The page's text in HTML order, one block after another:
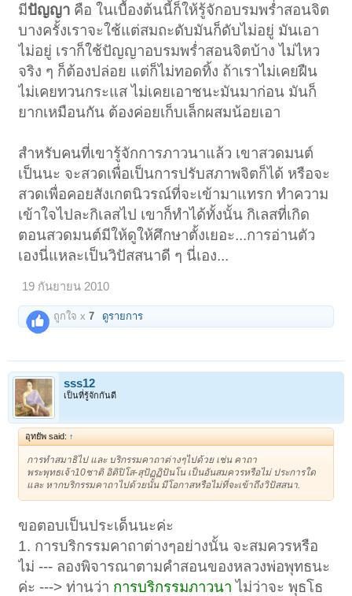
มีปัญญา คือ ในเบื้องต้นนี้ก็ให้รู้จักอบรมพร่ำสอนจิต
บางครั้งเราจะใช้แต่สมถะดับมันก็ดับไม่อยู่ มันเอา
ไม่อยู่ เราก็ใช้ปัญญาอบรมพร่ำสอนจิตบ้าง ไม่ไหว
จริง ๆ ก็ต้องปล่อย แต่ก็ไม่ทอดทิ้ง ถ้าเราไม่เคยฝืน
ไม่เคยทวนกระแส ไม่เคยเอาชนะมันมาก่อน มันก็
ยากเหมือนกัน ต้องค่อยเก็บเล็กผสมน้อยเอา
สำหรับคนที่เขารู้จักการภาวนาแล้ว เขาสวดมนต์
เป็นนะ จะสวดเพื่อเป็นการปรับสภาพจิตก็ได้ หรือจะ
สวดเพื่อคอยสังเกตนิวรณ์ที่จะเข้ามาแทรก ทำความ
เข้าใจไปละกิเลสไป เขาก็ทำได้ทั้งนั้น กิเลสที่เกิด
ตอนสวดมนต์มีให้ดูให้ศึกษาตั้งเยอะ...การอ่านตัว
เองนี่แหละเป็นวิปัสสนาดี ๆ นี่เอง...
19 กันยายน 2010
ถูกใจ x7 ดูรายการ
sss12
เป็นที่รู้จักกันดี
อุทยัพ said: ↑
การทำสมาธิไป และ บริกรรมคาถาต่างๆไปด้วย เช่น คาถา
พระพุทธเจ้า10ชาติ อิติปิโส-สุปัฏฏิปันโน เป็นอันสมควรหรือไม่ ประการใด
และ หากบริกรรมคาถาไปด้วยนั้น มีโอกาสหรือไม่ที่จะเข้าถึงวิปัสสนา.
ขอตอบเป็นประเด็นนะค่ะ
1. การบริกรรมคาถาต่างๆอย่างนั้น จะสมควรหรือ
ไม่ --- ลองพิจารณาตามคำสอนของหลวงพ่อพุทธนะ
ค่ะ ---> ท่านว่า การบริกรรมภาวนา ไม่ว่าจะ พุธโธ